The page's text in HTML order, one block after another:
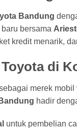
Bandung
bersama
kredit menarik,
di
merek
hadir
untuk pembelian